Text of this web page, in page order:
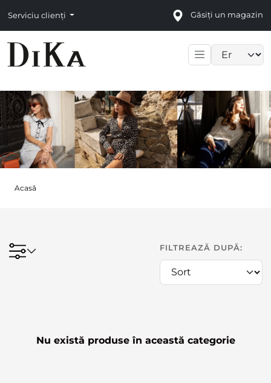
Serviciu clienți Găsiți un magazin
Acasă
FILTREAZĂ DUPĂ:
Nu există produse în această categorie